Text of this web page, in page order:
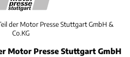
der Motor Presse Stuttgart GmbH &
Co.KG
Motor Presse Stuttgart GmbH